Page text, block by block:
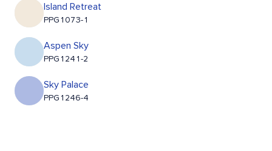
Island Retreat
PPG1073-1
Aspen Sky
PPG1241-2
Sky Palace
PPG1246-4